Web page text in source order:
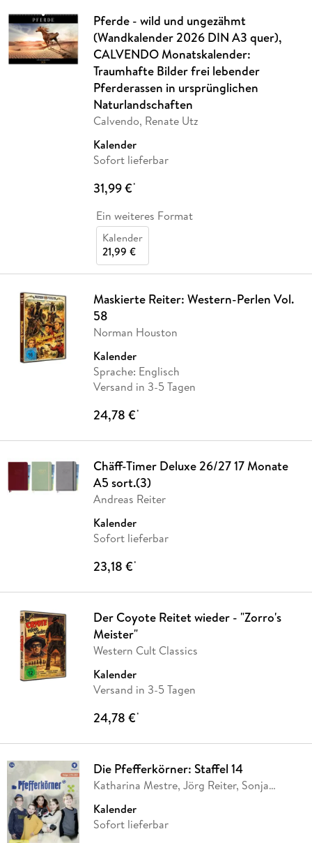
Pferde - wild und ungezähmt
(Wandkalender 2026 DIN A3 quer),
CALVENDO Monatskalender:
Traumhafte Bilder frei lebender
Pferderassen in ursprünglichen
Naturlandschaften
Calvendo, Renate Utz
Kalender
Sofort lieferbar
31,99 €*
Ein weiteres Format
Kalender
21,99 €
Maskierte Reiter: Western-Perlen Vol.
58
Norman Houston
Kalender
Sprache: Englisch
Versand in 3-5 Tagen
24,78 €*
Chäff-Timer Deluxe 26/27 17 Monate
A5 sort.(3)
Andreas Reiter
Kalender
Sofort lieferbar
23,18 €*
Der Coyote Reitet wieder - "Zorro's
Meister"
Western Cult Classics
Kalender
Versand in 3-5 Tagen
24,78 €*
Die Pfefferkörner: Staffel 14
Katharina Mestre, Jörg Reiter, Sonja
Sairally,
Kalender
Sofort lieferbar